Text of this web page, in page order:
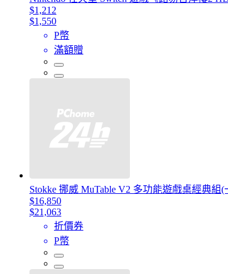
$1,212
$1,550
P幣
滿額贈
Stokke 挪威 MuTable V2 多功能遊戲桌經典
$16,850
$21,063
折價券
P幣